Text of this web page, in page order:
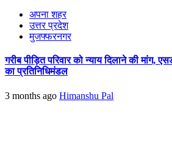
अपना शहर
उत्तर प्रदेश
मुजफ्फरनगर
गरीब पीड़ित परिवार को न्याय दिलाने की मांग,
का प्रतिनिधिमंडल
3 months ago Himanshu Pal